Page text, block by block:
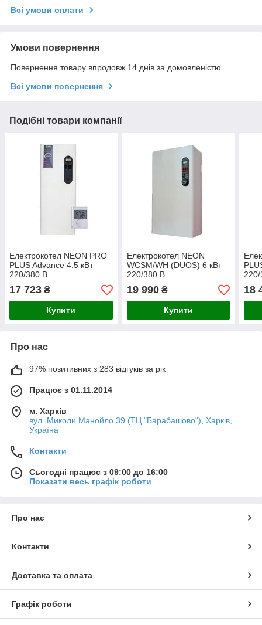
Всі умови оплати
Умови повернення
Повернення товару впродовж 14 днів за домовленістю
Всі умови повернення
Подібні товари компанії
Електрокотел NEON PRO
PLUS Advance 4.5 кВт
220/380 В
17 723 ₴
Купити
Електрокотел NEON
WCSM/WH (DUOS) 6 кВт
220/380 В
19 990₴
Купити
18
Про нас
97% позитивних з 283 відгуків за рік
Працює з 01.11.2014
м. Харків
вул. Миколи Манойло 39 (ТЦ "Барабашово"), Харків,
Україна
Контакти
Сьогодні працює з 09:00 до 16:00
Показати весь графік роботи
Про нас
Контакти
Доставка та оплата
Графік роботи